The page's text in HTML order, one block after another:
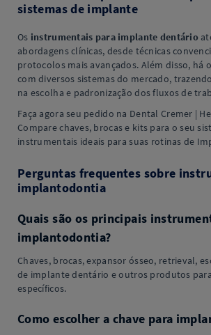
sistemas de implante
Os instrumentais para implante dentário
abordagens clínicas, desde técnicas
protocolos mais avançados. Além disso, há
com diversos sistemas do mercado,
na escolha e padronização dos fluxos de
Faça agora seu pedido na Dental Cremer |
Compare chaves, brocas e kits para o seu
instrumentais ideais para suas rotinas de
Perguntas frequentes sobre
implantodontia
Quais são os principais
implantodontia?
Chaves, brocas, expansor ósseo, retrieval,
de implante dentário e outros produtos
específicos.
Como escolher a chave para